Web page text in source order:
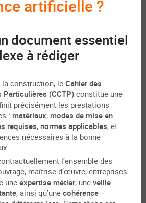
artificielle ?
document essentiel
à rédiger
la construction, le Cahier des
Particulières (CCTP) constitue une
précisément les prestations
: matériaux, modes de mise en
requises, normes applicables, et
nécessaires à la bonne
l’ensemble des
maîtrise d’œuvre, entreprises
une expertise métier, une veille
, ainsi qu’une cohérence